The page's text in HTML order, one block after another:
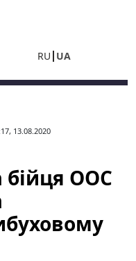
RU UA
13.08.2020
бійця ООС